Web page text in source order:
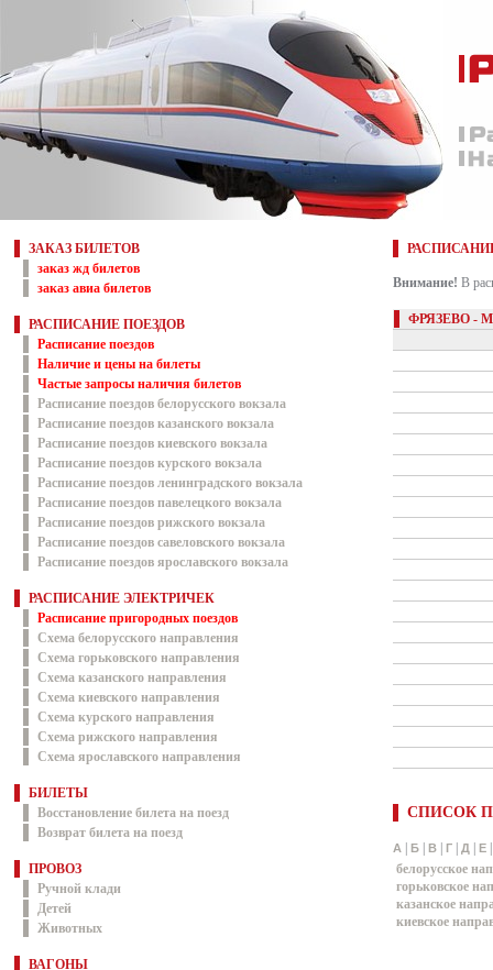
ЗАКАЗ БИЛЕТОВ
заказ жд билетов
заказ авиа билетов
РАСПИСАНИЕ ПОЕЗДОВ
Расписание поездов
Наличие и цены на билеты
Частые запросы наличия билетов
Расписание поездов белорусского вокзала
Расписание поездов казанского вокзала
Расписание поездов киевского вокзала
Расписание поездов курского вокзала
Расписание поездов ленинградского вокзала
Расписание поездов павелецкого вокзала
Расписание поездов рижского вокзала
Расписание поездов савеловского вокзала
Расписание поездов ярославского вокзала
РАСПИСАНИЕ ЭЛЕКТРИЧЕК
Расписание пригородных поездов
Схема белорусского направления
Схема горьковского направления
Схема казанского направления
Схема киевского направления
Схема курского направления
Схема рижского направления
Схема ярославского направления
БИЛЕТЫ
Восстановление билета на поезд
Возврат билета на поезд
ПРОВОЗ
Ручной клади
Детей
Животных
ВАГОНЫ
Внимание! В
ФРЯЗЕВО -
СПИСОК
А Б В Г Д Е
белорусское
горьковское
казанское
киевское